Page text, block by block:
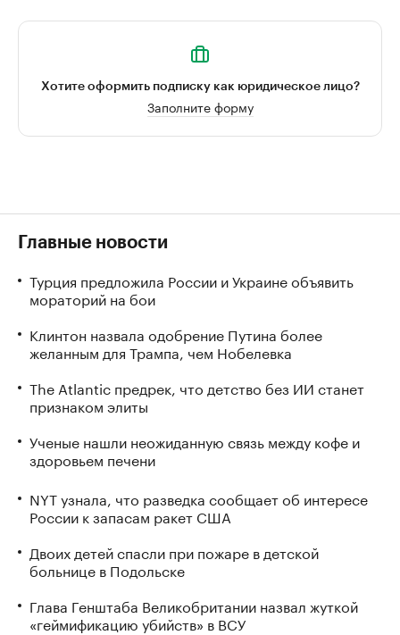
Хотите оформить подписку как юридическое лицо?
Заполните форму
Главные новости
Турция предложила России и Украине объявить
мораторий на бои
Клинтон назвала одобрение Путина более
желанным для Трампа, чем Нобелевка
The Atlantic предрек, что детство без ИИ станет
признаком элиты
Ученые нашли неожиданную связь между кофе и
здоровьем печени
NYT узнала, что разведка сообщает об интересе
России к запасам ракет США
Двоих детей спасли при пожаре в детской
больнице в Подольске
Глава Генштаба Великобритании назвал жуткой
«геймификацию убийств» в ВСУ